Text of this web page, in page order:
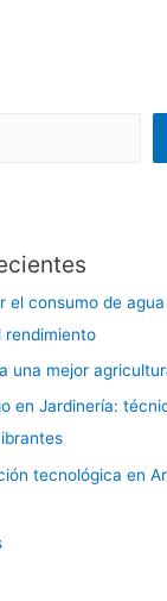
el consumo de
rendimiento
una mejor
en Jardinería:
tecnológica en